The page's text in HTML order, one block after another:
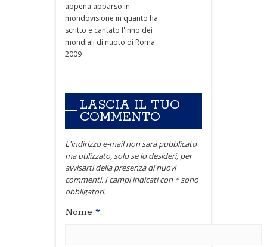
appena apparso in
mondovisione in quanto ha
scritto e cantato l'inno dei
mondiali di nuoto di Roma
2009
LASCIA IL TUO
COMMENTO
L'indirizzo e-mail non sarà pubblicato
ma utilizzato, solo se lo desideri, per
avvisarti della presenza di nuovi
commenti. I campi indicati con * sono
obbligatori.
Nome *: